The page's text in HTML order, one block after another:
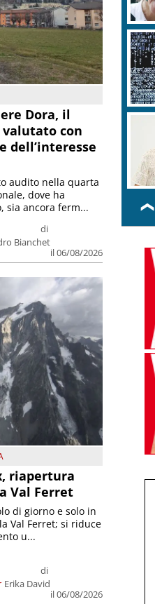
Dora, il
valutato con
dell’interesse
di
Bianchet
il 06/08/2026
audito nella quarta
dove ha
sia ancora ferm...
riapertura
Val Ferret
di
Erika David
il 06/08/2026
di giorno e solo in
Val Ferret; si riduce
u...
❮